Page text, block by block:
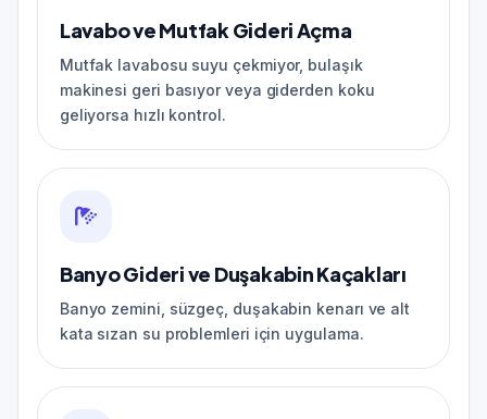
Lavabo ve Mutfak Gideri Açma
Mutfak lavabosu suyu çekmiyor, bulaşık
makinesi geri basıyor veya giderden koku
geliyorsa hızlı kontrol.
Banyo Gideri ve Duşakabin Kaçakları
Banyo zemini, süzgeç, duşakabin kenarı ve alt
kata sızan su problemleri için uygulama.